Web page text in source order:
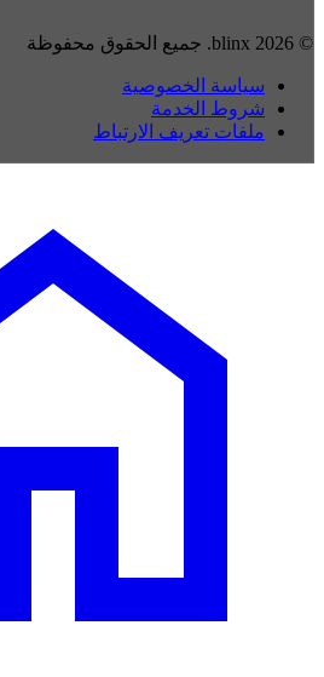
© 2026 blinx. جميع الحقوق محفوظة
سياسة الخصوصية
شروط الخدمة
ملفات تعريف الارتباط